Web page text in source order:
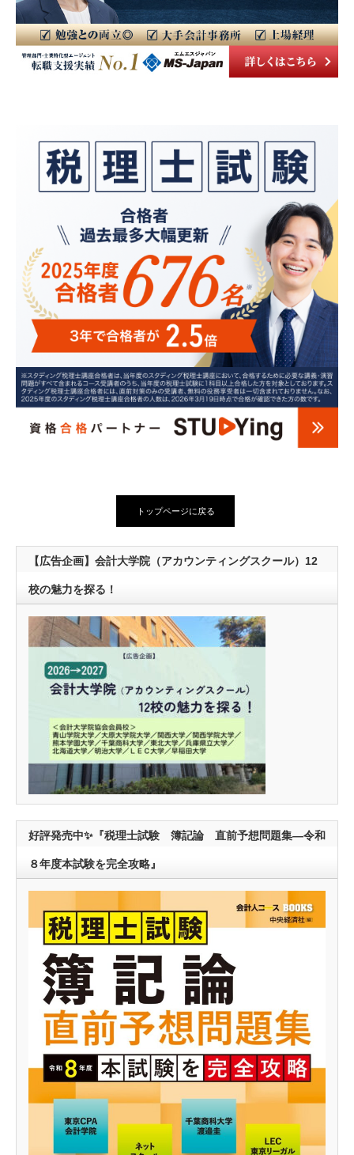
トップページに戻る
【広告企画】会計大学院（アカウンティングスクール）12
校の魅力を探る！
好評発売中✨『税理士試験 簿記論 直前予想問題集―令和
８年度本試験を完全攻略』